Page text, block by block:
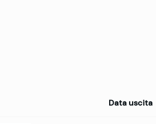
Data uscita